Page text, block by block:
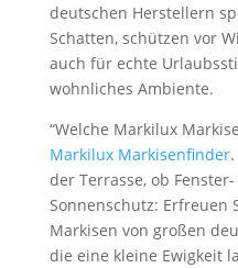
deutschen Herstellern
Schatten, schützen vor
auch für echte
wohnliches Ambiente.
“Welche Markilux
Markilux Markisenfinder.
der Terrasse, ob
Sonnenschutz: Erfreuen
Markisen von großen
die eine kleine Ewigkeit